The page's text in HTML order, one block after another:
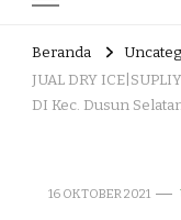
Beranda
JUAL DRY
DI Kec. Dusun
16 OKTOBER 2021